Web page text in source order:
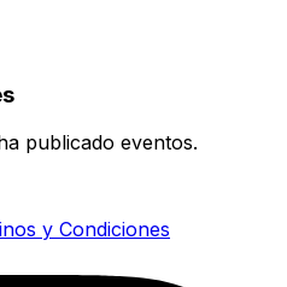
publicado eventos.
y Condiciones